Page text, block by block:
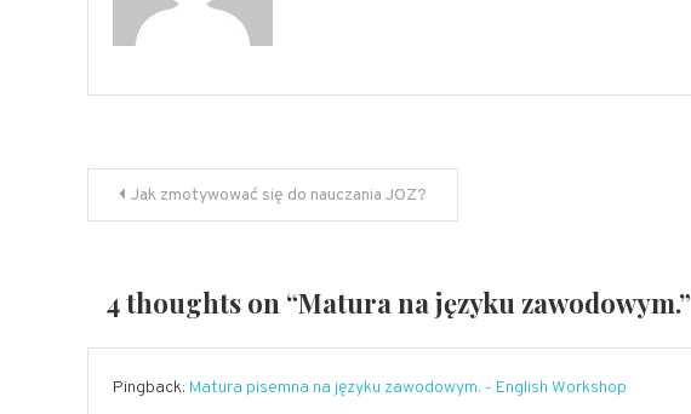
Nawigacja
wpisu
Jak zmotywować się do nauczania JOZ?
4 thoughts on “Matura na języku zawodowym.”
Pingback: Matura pisemna na języku zawodowym. - English Workshop